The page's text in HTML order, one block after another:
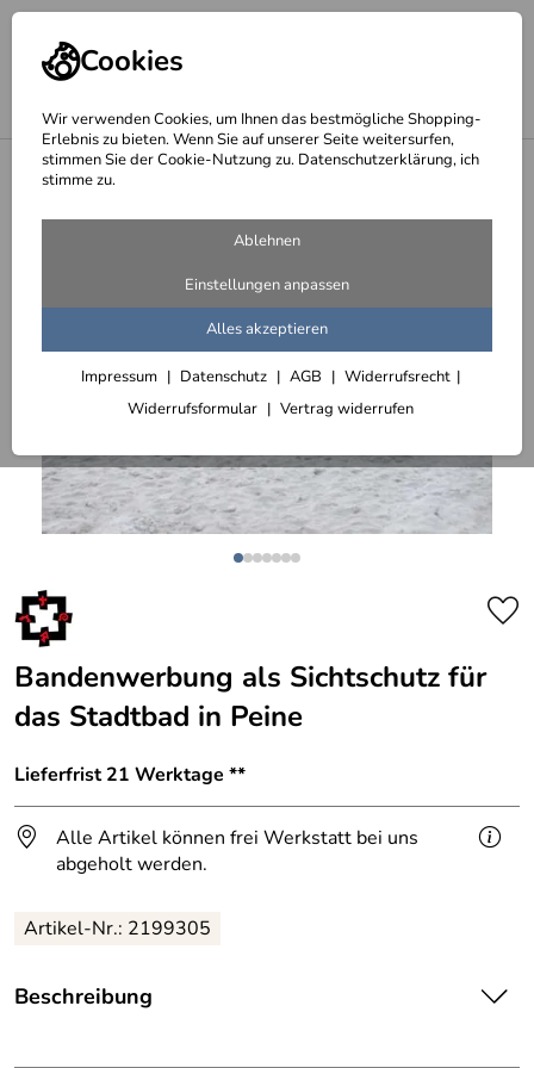
Cookies
Wir verwenden Cookies, um Ihnen das bestmögliche Shopping-
Erlebnis zu bieten. Wenn Sie auf unserer Seite weitersurfen,
stimmen Sie der Cookie-Nutzung zu. Datenschutzerklärung, ich
stimme zu.
Ablehnen
Einstellungen anpassen
Alles akzeptieren
Impressum Datenschutz AGB
Widerrufsrecht
Widerrufsformular
Vertrag widerrufen
Zäune
Bandenwerbung als Sichtschutz für
das Stadtbad in Peine
Lieferfrist 21 Werktage **
Alle Artikel können frei Werkstatt bei uns
abgeholt werden.
Artikel-Nr.: 2199305
Beschreibung